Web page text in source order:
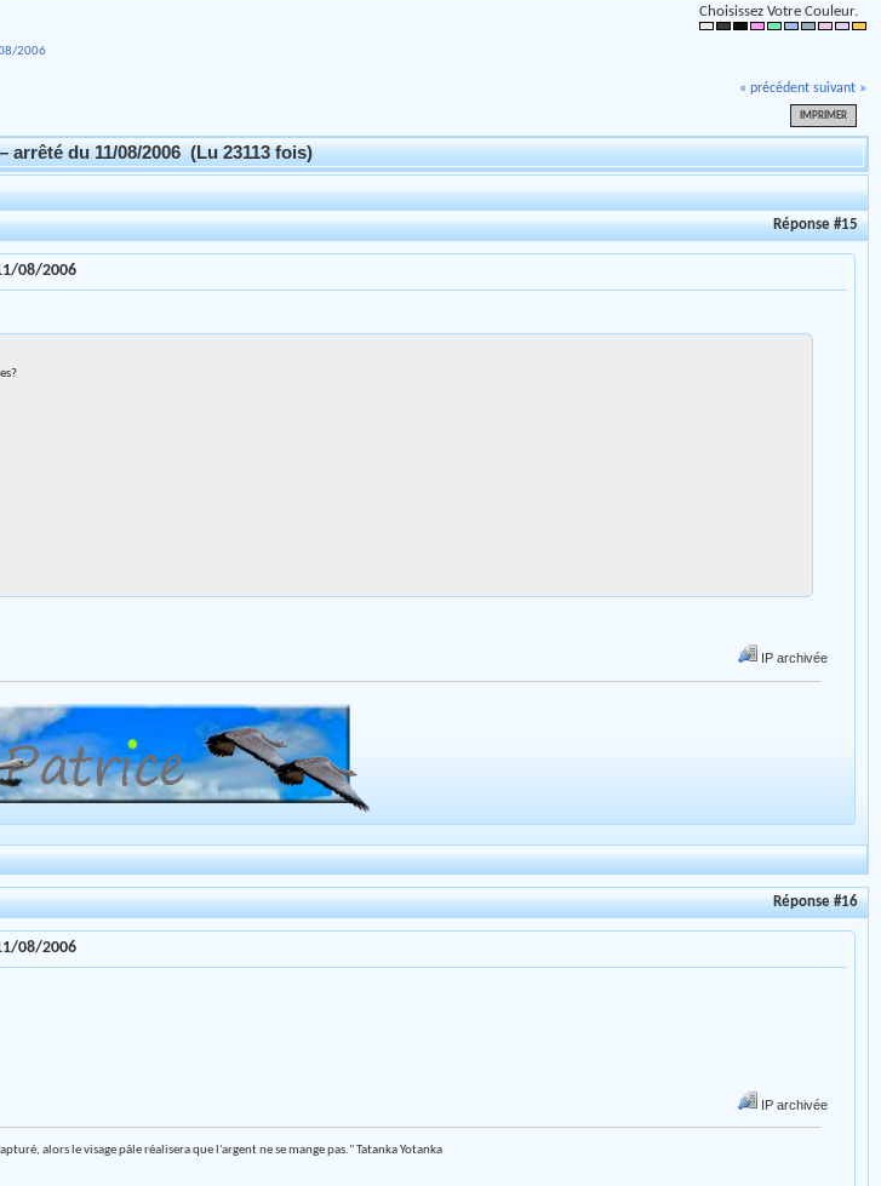
Choisissez Votre Couleur.
08/2006
« précédent suivant »
IMPRIMER
du 11/08/2006 (Lu 23113 fois)
Réponse #15
08/2006
IP archivée
Réponse #16
08/2006
IP archivée
alors le visage pâle réalisera que l'argent ne se mange pas." Tatanka Yotanka